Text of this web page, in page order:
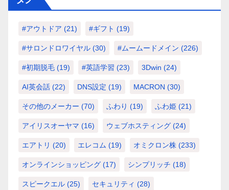
#アウトドア (21) #ギフト (19)
#サロンドロワイヤル (30) #ムームードメイン (226)
#初期脱毛 (19) #英語学習 (23) 3Dwin (24)
AI英会話 (22) DNS設定 (19) MACRON (30)
その他のメーカー (70) ふわり (19) ふわ姫 (21)
アイリスオーヤマ (16) ウェブホスティング (24)
エアトリ (20) エレコム (19) オミクロン株 (233)
オンラインショッピング (17) シンプリッチ (18)
スピークエル (25) セキュリティ (28)